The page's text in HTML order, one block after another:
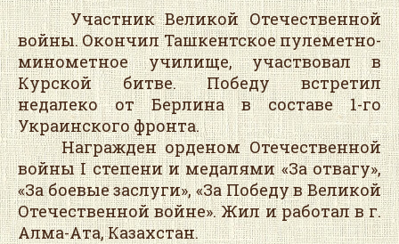
Участник Великой Отечественной
войны. Окончил Ташкентское пулеметно-
минометное училище, участвовал в
Курской битве. Победу встретил
недалеко от Берлина в составе 1-го
Украинского фронта.
Награжден орденом Отечественной
войны I степени и медалями «За отвагу»,
«За боевые заслуги», «За Победу в Великой
Отечественной войне». Жил и работал в г.
Алма-Ата, Казахстан.